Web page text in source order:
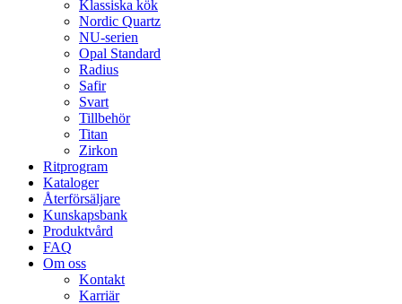
Klassiska kök
Nordic Quartz
NU-serien
Opal Standard
Radius
Safir
Svart
Tillbehör
Titan
Zirkon
Ritprogram
Kataloger
Återförsäljare
Kunskapsbank
Produktvård
FAQ
Om oss
Kontakt
Karriär